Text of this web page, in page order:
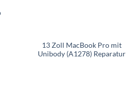
13 Zoll MacBook Pro mit
Unibody (A1278) Reparatur